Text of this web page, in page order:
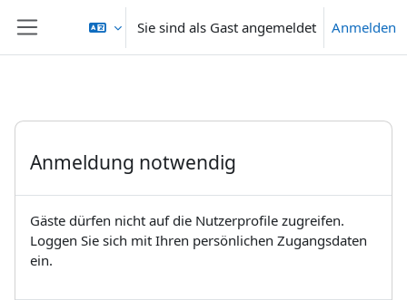
Website-Übersicht
Sie sind als Gast angemeldet Anmelden
Anmeldung notwendig
Gäste dürfen nicht auf die Nutzerprofile zugreifen.
Loggen Sie sich mit Ihren persönlichen Zugangsdaten
ein.